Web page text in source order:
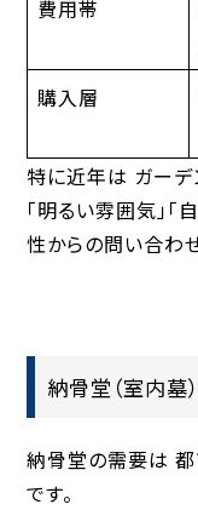
費用帯
購入層
特に近年は ガー
「明るい雰囲気」
性からの問い合わ
納骨堂（室内
納骨堂の需要は
です。